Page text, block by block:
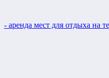
- аренда мест для отдыха на